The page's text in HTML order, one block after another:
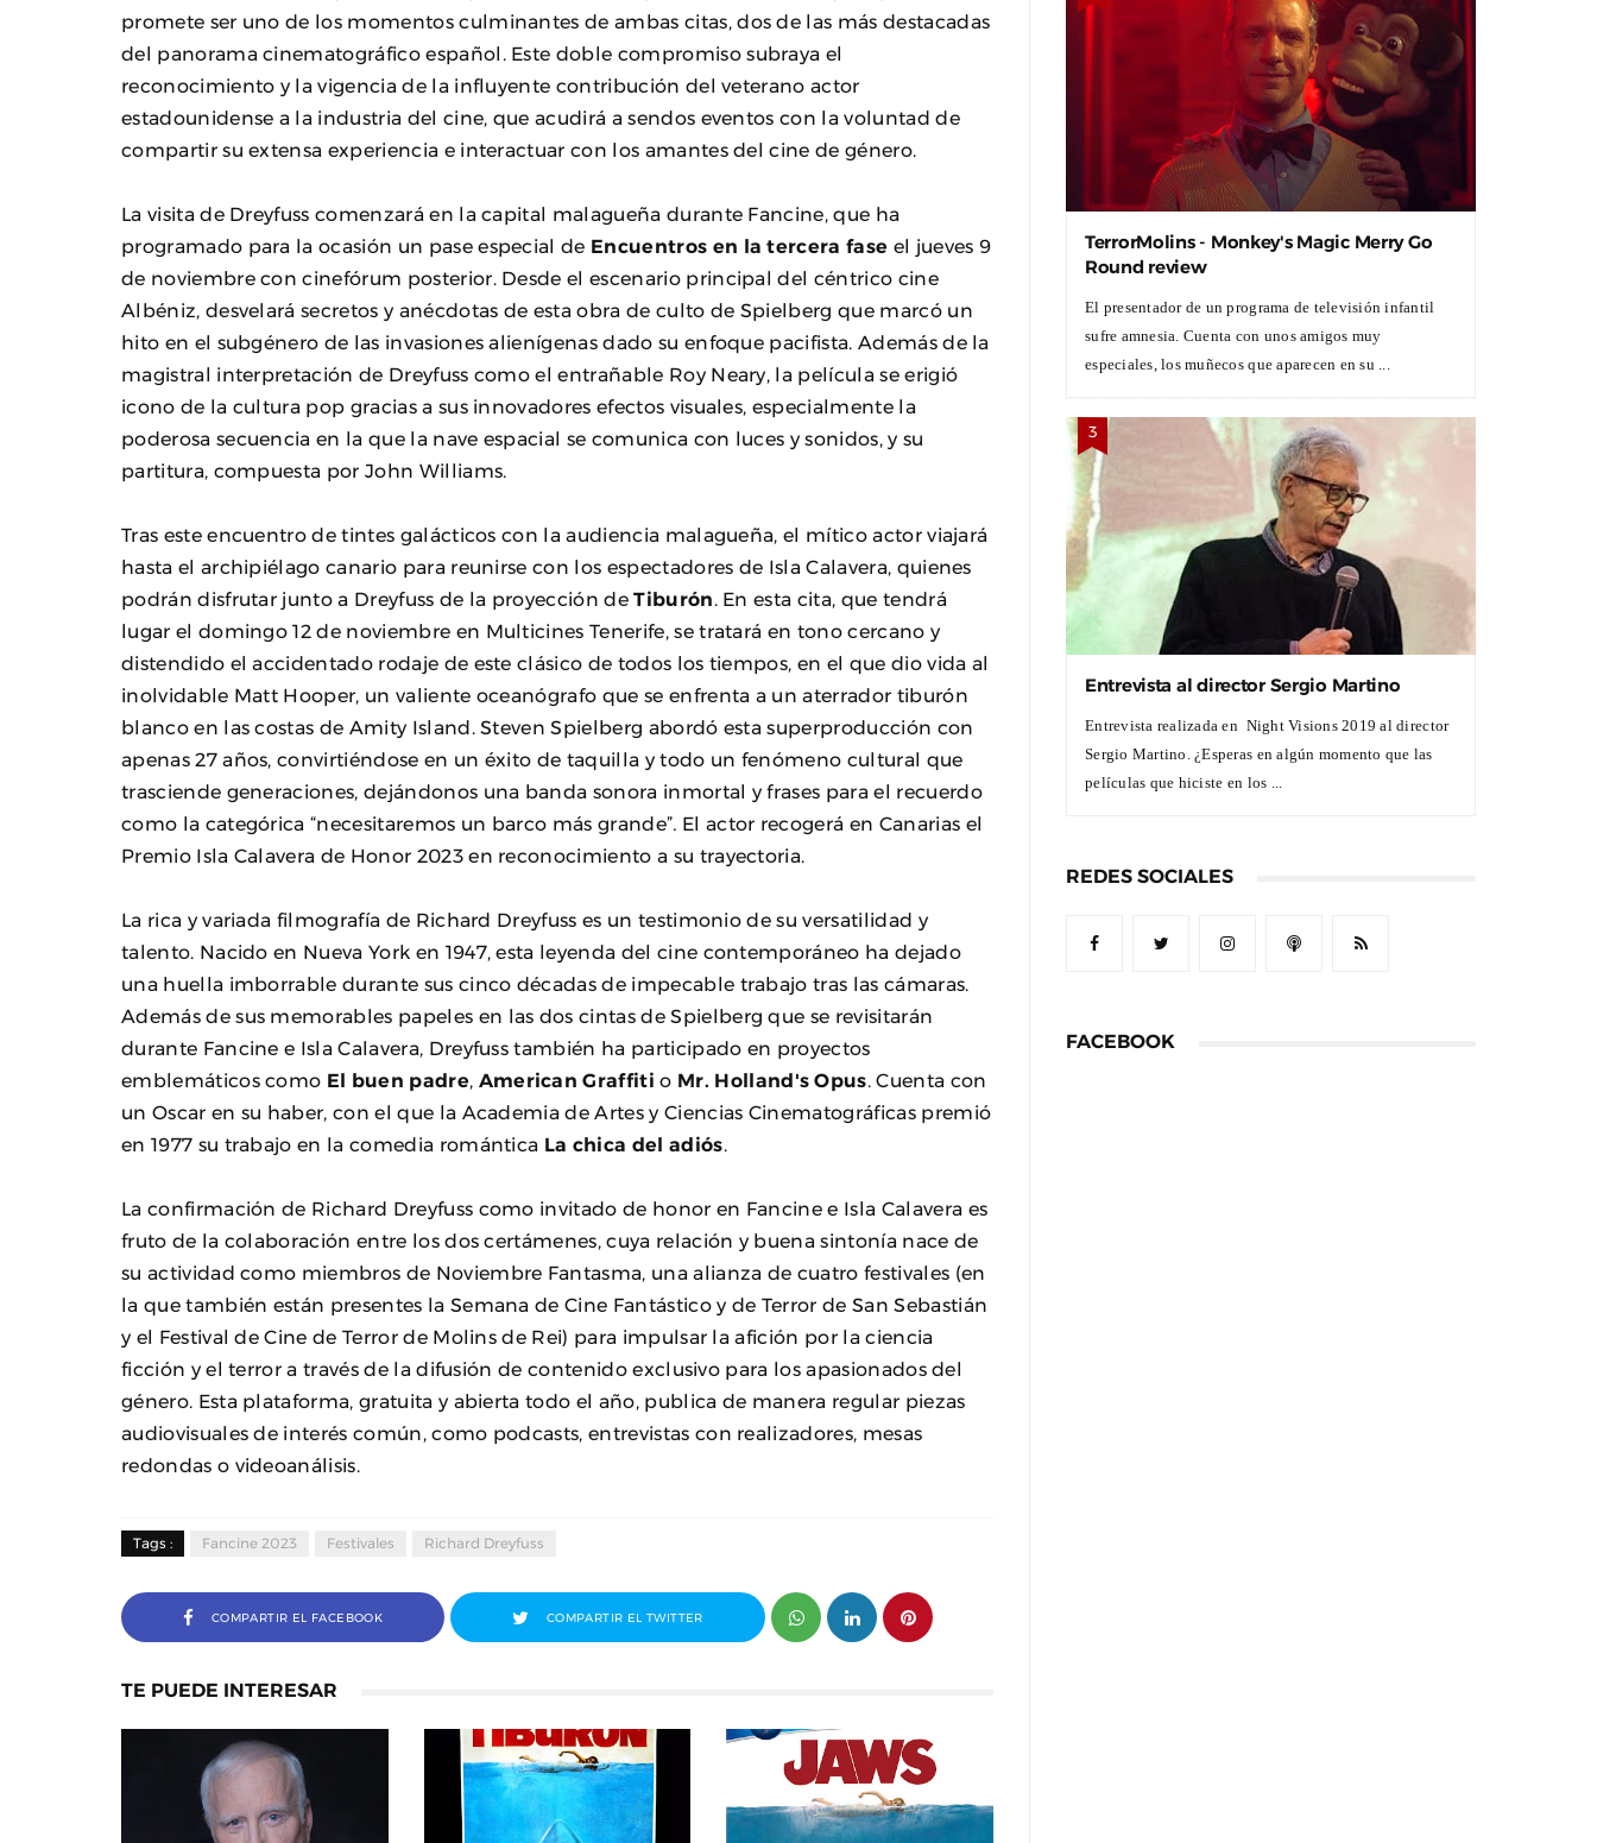
promete ser uno de los momentos culminantes de ambas citas, dos de las más destacadas
del panorama cinematográfico español. Este doble compromiso subraya el
reconocimiento y la vigencia de la influyente contribución del veterano actor
estadounidense a la industria del cine, que acudirá a sendos eventos con la voluntad de
compartir su extensa experiencia e interactuar con los amantes del cine de género.
La visita de Dreyfuss comenzará en la capital malagueña durante Fancine, que ha
programado para la ocasión un pase especial de Encuentros en la tercera fase el jueves 9
de noviembre con cinefórum posterior. Desde el escenario principal del céntrico cine
Albéniz, desvelará secretos y anécdotas de esta obra de culto de Spielberg que marcó un
hito en el subgénero de las invasiones alienígenas dado su enfoque pacifista. Además de la
magistral interpretación de Dreyfuss como el entrañable Roy Neary, la película se erigió
icono de la cultura pop gracias a sus innovadores efectos visuales, especialmente la
poderosa secuencia en la que la nave espacial se comunica con luces y sonidos, y su
partitura, compuesta por John Williams.
Tras este encuentro de tintes galácticos con la audiencia malagueña, el mítico actor viajará
hasta el archipiélago canario para reunirse con los espectadores de Isla Calavera, quienes
podrán disfrutar junto a Dreyfuss de la proyección deTiburón . En esta cita, que tendrá
lugar el domingo 12 de noviembre en Multicines Tenerife, se tratará en tono cercano y
distendido el accidentado rodaje de este clásico de todos los tiempos, en el que dio vida al
inolvidable Matt Hooper, un valiente oceanógrafo que se enfrenta a un aterrador tiburón
blanco en las costas de Amity Island. Steven Spielberg abordó esta superproducción con
apenas 27 años, convirtiéndose en un éxito de taquilla y todo un fenómeno cultural que
trasciende generaciones, dejándonos una banda sonora inmortal y frases para el recuerdo
como la categórica “necesitaremos un barco más grande” El actor recogerá en Canarias el
Premio Isla Calavera de Honor 2023 en reconocimiento a su trayectoria.
La rica y variada filmografía de Richard Dreyfuss es un testimonio de su versatilidad y
talento. Nacido en Nueva York en 1947, esta leyenda del cine contemporáneo ha dejado
una huella imborrable durante sus cinco décadas de impecable trabajo tras las cámaras.
Además de sus memorables papeles en las dos cintas de Spielberg que se revisitarán
durante Fancine e Isla Calavera, Dreyfuss también ha participado en proyectos
emblemáticos como El buen padre, American Graffiti o Mr. Holland's Opus . Cuenta con
un Oscar en su haber, con el que la Academia de Artes y Ciencias Cinematográficas premió
en 1977 su trabajo en la comedia romántica La chica del adiós
La confirmación de Richard Dreyfuss como invitado de honor en Fancine e Isla Calavera es
fruto de la colaboración entre los dos certámenes, cuya relación y buena sintonía nace de
su actividad como miembros de Noviembre Fantasma, una alianza de cuatro festivales (en
la que también están presentes la Semana de Cine Fantástico y de Terror de San Sebastián
y el Festival de Cine de Terror de Molins de Rei) para impulsar la afición por la ciencia
ficción y el terror a través de la difusión de contenido exclusivo para los apasionados del
género. Esta plataforma, gratuita y abierta todo el año, publica de manera regular piezas
audiovisuales de interés común, como podcasts, entrevistas con realizadores, mesas
redondas o videoanálisis.
Tags : Fancine 2023 Festivales Richard Dreyfuss
COMPARTIR EL FACEBOOK COMPARTIR EL TWITTER
TE PUEDE INTERESAR
TerrorMolins - Monkey's Magic Merry Go
Round review
El presentador de un programa de televisión infantil
sufre amnesia. Cuenta con unos amigos muy
especiales, los muñecos que aparecen en su ...
Entrevista al director Sergio Martino
Entrevista realizada en Night Visions 2019 al director
Sergio Martino. ¿Esperas en algún momento que las
películas que hiciste en los ...
REDES SOCIALES
FACEBOOK